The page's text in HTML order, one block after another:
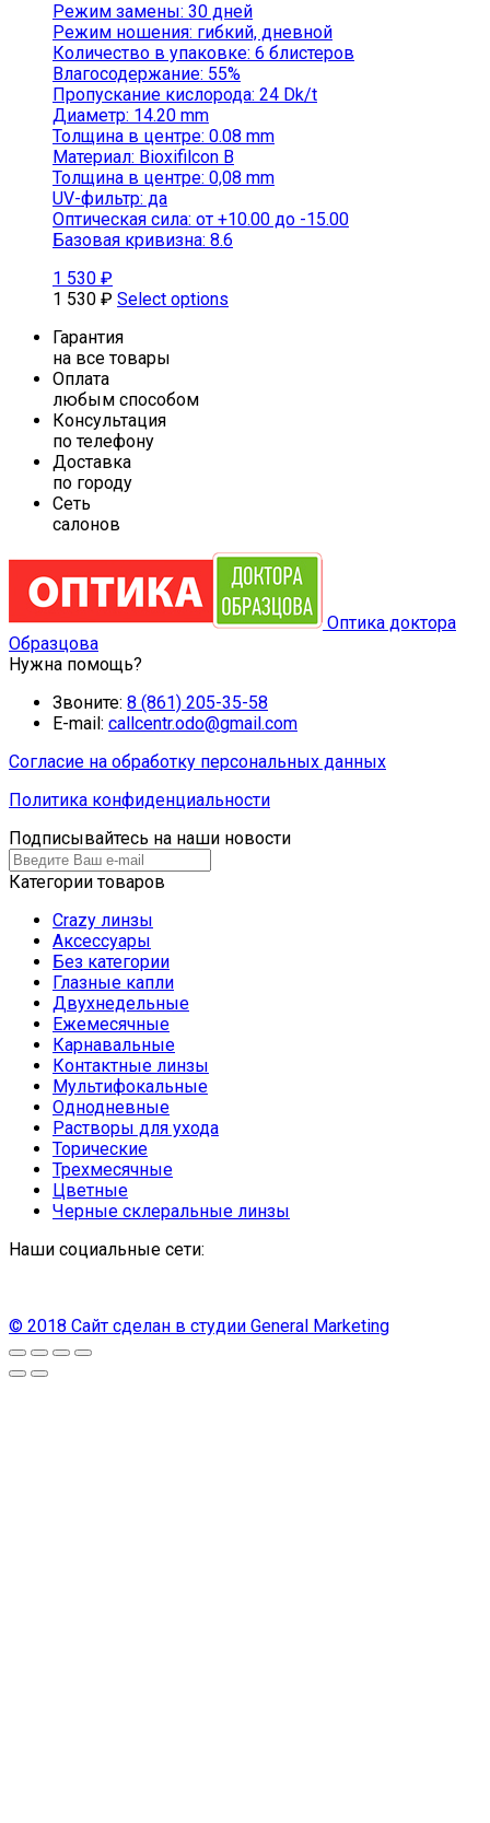
Режим замены: 30 дней
Режим ношения: гибкий, дневной
Количество в упаковке: 6 блистеров
Влагосодержание: 55%
Пропускание кислорода: 24 Dk/t
Диаметр: 14.20 mm
Толщина в центре: 0.08 mm
Материал: Bioxifilcon B
Толщина в центре: 0,08 mm
UV-фильтр: да
Оптическая сила: от +10.00 до -15.00
Базовая кривизна: 8.6
1 530 ₽
1 530 ₽ Select options
Гарантия
на все товары
Оплата
любым способом
Консультация
по телефону
Доставка
по городу
Сеть
салонов
Оптика доктора
Образцова
Нужна помощь?
Звоните: 8 (861) 205-35-58
E-mail: callcentr.odo@gmail.com
Согласие на обработку персональных данных
Политика конфиденциальности
Подписывайтесь на наши новости
Категории товаров
Crazy линзы
Аксессуары
Без категории
Глазные капли
Двухнедельные
Ежемесячные
Карнавальные
Контактные линзы
Мультифокальные
Однодневные
Растворы для ухода
Торические
Трехмесячные
Цветные
Черные склеральные линзы
Наши социальные сети:
© 2018 Сайт сделан в студии General Marketing